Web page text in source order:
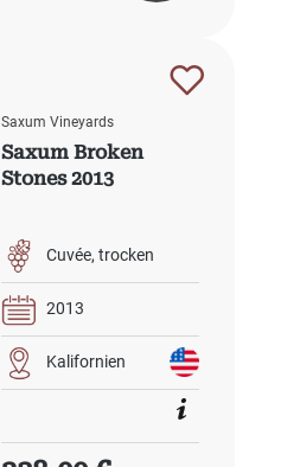
Saxum Vineyards
Saxum Broken
Stones 2013
Cuvée trocken
2013
Kalifornien
Regulärer Preis: